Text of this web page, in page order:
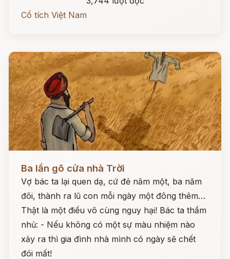
Cổ tích Việt Nam
Đọc ngay
Ba lần gõ cửa nhà Trời
Vợ bác ta lại quen dạ, cứ đẻ năm một, ba năm
đôi, thành ra lũ con mỗi ngày một đông thêm…
Thật là một điều vô cùng nguy hại! Bác ta thầm
nhủ: - Nếu không có một sự màu nhiệm nào
xảy ra thì gia đình nhà mình có ngày sẽ chết
đói mất!